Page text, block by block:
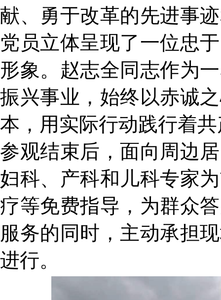
献、勇于改革的先进事
党员立体呈现了一位忠
形象。赵志全同志作为
振兴事业，始终以赤诚
本，用实际行动践行着
参观结束后，面向周边
妇科、产科和儿科专家
疗等免费指导，为群众
服务的同时，主动承担
进行。